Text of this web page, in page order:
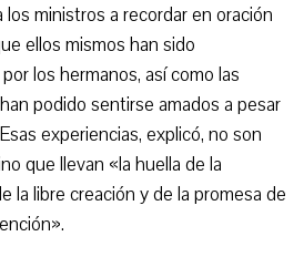
los ministros a recordar en oración
ellos mismos han sido
los hermanos, así como las
podido sentirse amados a pesar
experiencias, explicó, no son
que llevan «la huella de la
la libre creación y de la promesa de